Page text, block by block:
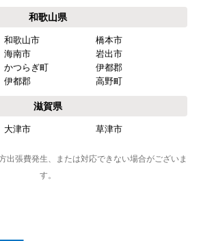
和歌山県
和歌山市
橋本市
海南市
岩出市
かつらぎ町
伊都郡
伊都郡 高野町
滋賀県
大津市 草津市
出張費発生、または対応できない場合がございま
す。